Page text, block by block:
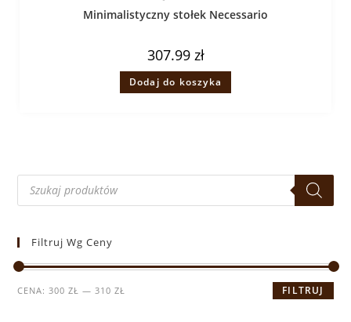
Minimalistyczny stołek Necessario
307.99 zł
Dodaj do koszyka
Filtruj Wg Ceny
FILTRUJ
CENA: 300 ZŁ — 310 ZŁ